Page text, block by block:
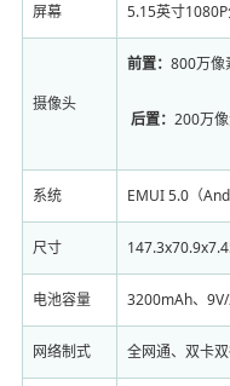
屏幕 5.15英寸
摄像头
前置： 800万像
后置： 200万
系统 EMUI 5.0（
尺寸
电池容量 3200mAh、
网络制式 全网通、双卡